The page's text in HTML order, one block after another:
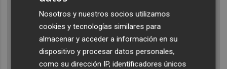
Nosotros y nuestros socios utilizamos
cookies y tecnologías similares para
almacenar y acceder a información en su
dispositivo y procesar datos personales,
como su dirección IP, identificadores únicos